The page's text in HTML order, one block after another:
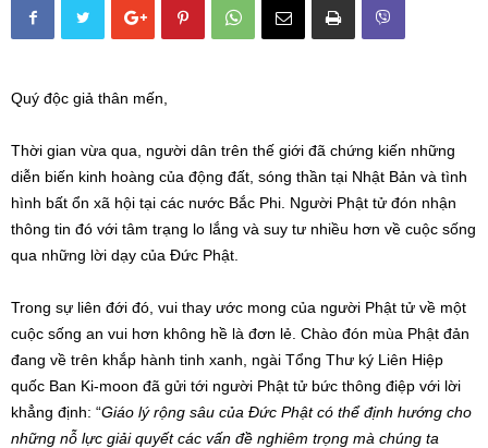
Quý độc giả thân mến,
Thời gian vừa qua, người dân trên thế giới đã chứng kiến những
diễn biến kinh hoàng của động đất, sóng thần tại Nhật Bản và tình
hình bất ổn xã hội tại các nước Bắc Phi. Người Phật tử đón nhận
thông tin đó với tâm trạng lo lắng và suy tư nhiều hơn về cuộc sống
qua những lời dạy của Đức Phật.
Trong sự liên đới đó, vui thay ước mong của người Phật tử về một
cuộc sống an vui hơn không hề là đơn lẻ. Chào đón mùa Phật đản
đang về trên khắp hành tinh xanh, ngài Tổng Thư ký Liên Hiệp
quốc Ban Ki-moon đã gửi tới người Phật tử bức thông điệp với lời
khẳng định: “Giáo lý rộng sâu của Đức Phật có thể định hướng cho
những nỗ lực giải quyết các vấn đề nghiêm trọng mà chúng ta